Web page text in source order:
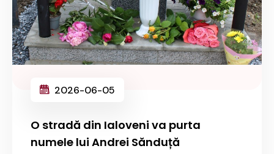
2026-06-05
O stradă din Ialoveni va purta
numele lui Andrei Sănduță